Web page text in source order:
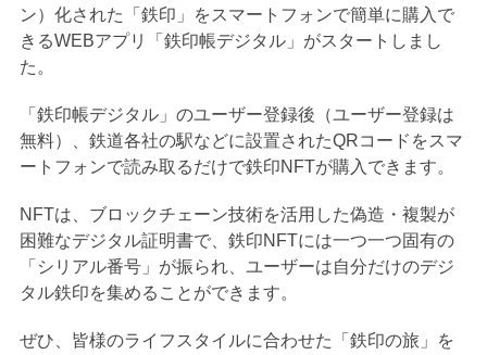
ン）化された「鉄印」をスマートフォンで簡単に購入で
きるWEBアプリ「鉄印帳デジタル」がスタートしまし
た。
「鉄印帳デジタル」のユーザー登録後（ユーザー登録は
無料）、鉄道各社の駅などに設置されたQRコードをスマ
ートフォンで読み取るだけで鉄印NFTが購入できます。
NFTは、ブロックチェーン技術を活用した偽造・複製が
困難なデジタル証明書で、鉄印NFTには一つ一つ固有の
「シリアル番号」が振られ、ユーザーは自分だけのデジ
タル鉄印を集めることができます。
ぜひ、皆様のライフスタイルに合わせた「鉄印の旅」を